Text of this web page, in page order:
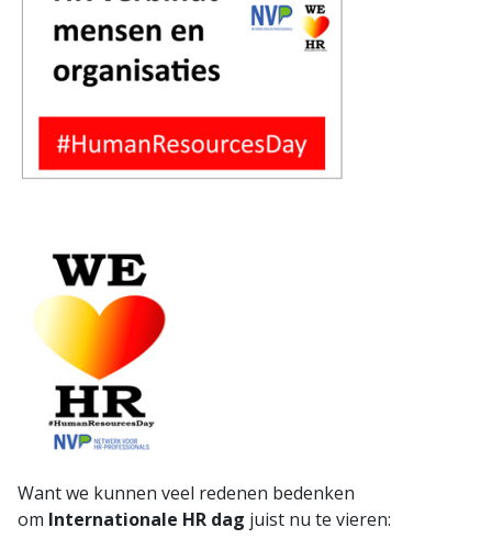
Want we kunnen veel redenen bedenken
om Internationale HR dag juist nu te vieren: